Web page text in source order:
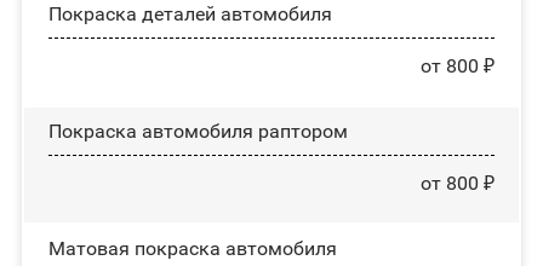
Покраска деталей автомобиля
от 800 ₽
Покраска автомобиля раптором
от 800 ₽
Матовая покраска автомобиля